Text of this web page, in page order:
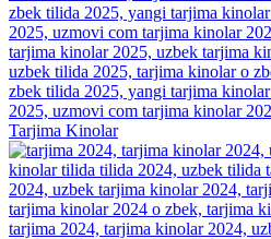
tarjima kinolar 2025, uzbek tarjima
uzbek tilida 2025, tarjima kinolar o
zbek tilida 2025, yangi tarjima
2025, uzmovi com tarjima kinolar
Tarjima Kinolar
tarjima 2024, tarjima kinolar 2024,